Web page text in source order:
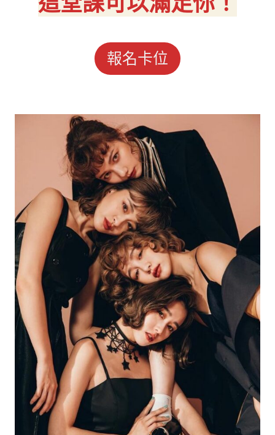
報名卡位